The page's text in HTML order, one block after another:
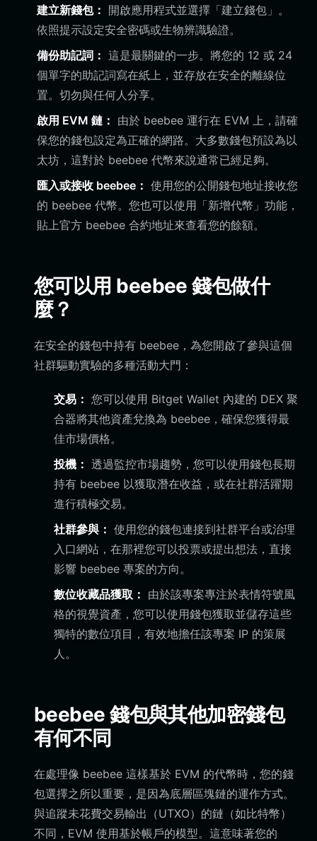
建立新錢包： 開啟應用程式並選擇「建立錢包」。
依照提示設定安全密碼或生物辨識驗證。
備份助記詞： 這是最關鍵的一步。將您的 12 或 24
個單字的助記詞寫在紙上，並存放在安全的離線位
置。切勿與任何人分享。
啟用 EVM 鏈： 由於 beebee 運行在 EVM 上，請確
保您的錢包設定為正確的網路。大多數錢包預設為以
太坊，這對於 beebee 代幣來說通常已經足夠。
匯入或接收 beebee： 使用您的公開錢包地址接收您
的 beebee 代幣。您也可以使用「新增代幣」功能，
貼上官方 beebee 合約地址來查看您的餘額。
您可以用 beebee 錢包做什
麼？
在安全的錢包中持有 beebee，為您開啟了參與這個
社群驅動實驗的多種活動大門：
交易： 您可以使用 Bitget Wallet 內建的 DEX 聚
合器將其他資產兌換為 beebee，確保您獲得最
佳市場價格。
投機： 透過監控市場趨勢，您可以使用錢包長期
持有 beebee 以獲取潛在收益，或在社群活躍期
進行積極交易。
社群參與： 使用您的錢包連接到社群平台或治理
入口網站，在那裡您可以投票或提出想法，直接
影響 beebee 專案的方向。
數位收藏品獲取： 由於該專案專注於表情符號風
格的視覺資產，您可以使用錢包獲取並儲存這些
獨特的數位項目，有效地擔任該專案 IP 的策展
人。
beebee 錢包與其他加密錢包
有何不同
在處理像 beebee 這樣基於 EVM 的代幣時，您的錢
包選擇之所以重要，是因為底層區塊鏈的運作方式。
與追蹤未花費交易輸出（UTXO）的鏈（如比特幣）
不同，EVM 使用基於帳戶的模型。這意味著您的